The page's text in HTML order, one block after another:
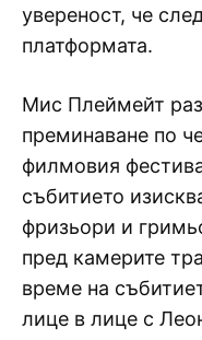
увереност, че
платформата.
Мис Плеймейт
преминаване по
филмовия
събитието
фризьори и
пред камерите
време на
лице в лице с